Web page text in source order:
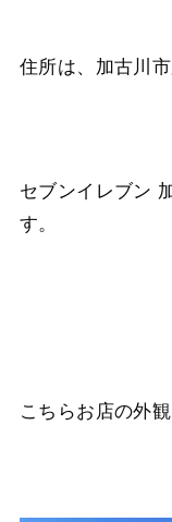
住所は、加古川
セブンイレブン
す。
こちらお店の外観